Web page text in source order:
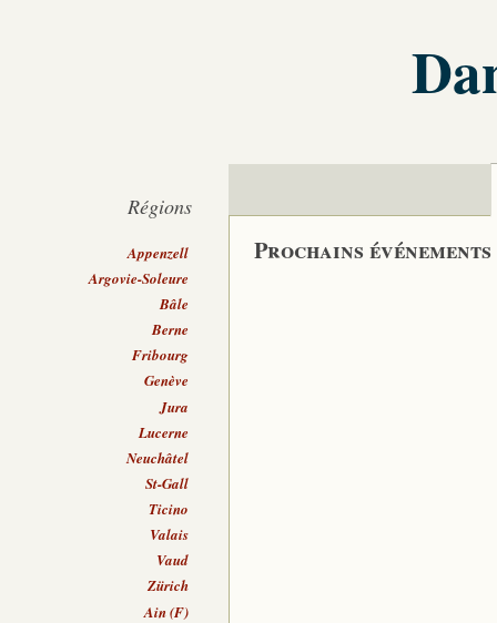
Prochains événements
Régions
Appenzell
Argovie-Soleure
Bâle
Berne
Fribourg
Genève
Jura
Lucerne
Neuchâtel
St-Gall
Ticino
Valais
Vaud
Zürich
Ain (F)